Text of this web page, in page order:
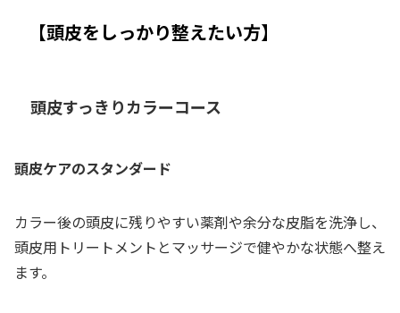
【頭皮をしっかり整えたい方】
頭皮すっきりカラーコース
頭皮ケアのスタンダード
カラー後の頭皮に残りやすい薬剤や余分な皮脂を洗浄し、
頭皮用トリートメントとマッサージで健やかな状態へ整え
ます。